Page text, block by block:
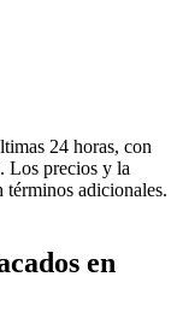
24 horas, con
Los precios y la
adicionales.
en